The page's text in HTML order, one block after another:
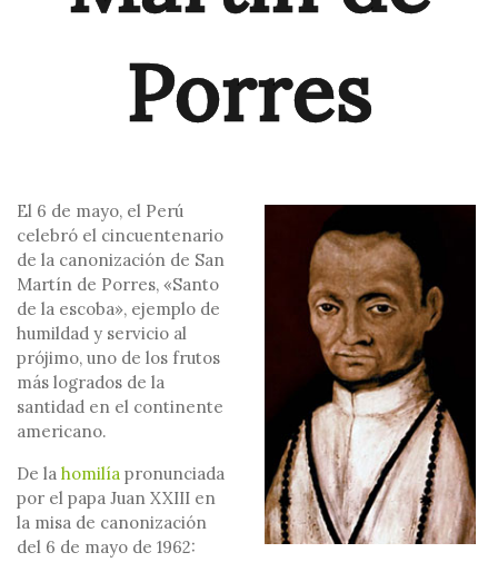
Porres
El 6 de mayo, el Perú
celebró el cincuentenario
de la canonización de San
Martín de Porres, «Santo
de la escoba», ejemplo de
humildad y servicio al
prójimo, uno de los frutos
más logrados de la
santidad en el continente
americano.
De la homilía pronunciada
por el papa Juan XXIII en
la misa de canonización
del 6 de mayo de 1962: